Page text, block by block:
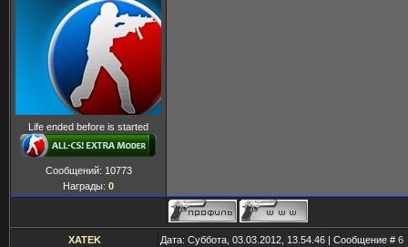
Life ended before is started
Сообщений: 10773
Награды: 0
XATEK Дата: Суббота, 03.03.2012, 13.54.46 | Сообщение # 6